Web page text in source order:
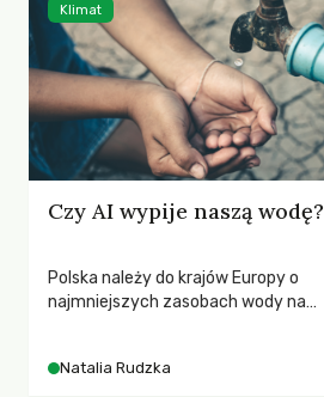
Czy AI wypije naszą wodę?
Polska należy do krajów Europy o
najmniejszych zasobach wody na
wód gruntowych i kolejne rekordy
Natalia Rudzka
Klimat